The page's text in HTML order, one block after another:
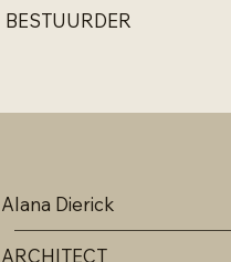
BESTUURDER
Alana Dierick
ARCHITECT